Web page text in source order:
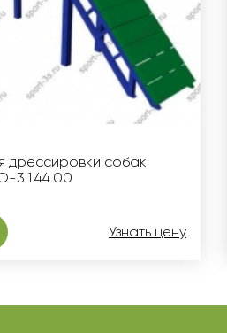
дрессировки собак
3.1.44.00
Узнать цену